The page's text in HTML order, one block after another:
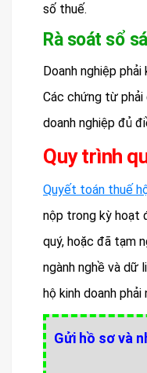
số thuế.
Rà soát sổ
Doanh nghiệp
Các chứng từ phải
doanh nghiệp đủ
Quy trình
Quyết toán thuế
nộp trong kỳ hoạt
quý, hoặc đã tạm
ngành nghề và dữ
hộ kinh doanh
Gửi hồ sơ và